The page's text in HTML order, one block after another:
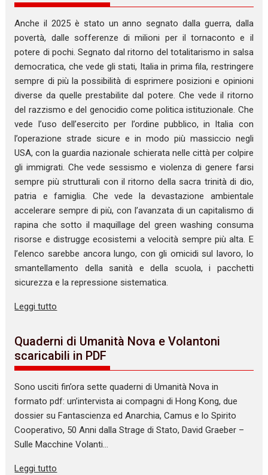
Anche il 2025 è stato un anno segnato dalla guerra, dalla
povertà, dalle sofferenze di milioni per il tornaconto e il
potere di pochi. Segnato dal ritorno del totalitarismo in salsa
democratica, che vede gli stati, Italia in prima fila, restringere
sempre di più la possibilità di esprimere posizioni e opinioni
diverse da quelle prestabilite dal potere. Che vede il ritorno
del razzismo e del genocidio come politica istituzionale. Che
vede l’uso dell’esercito per l’ordine pubblico, in Italia con
l’operazione strade sicure e in modo più massiccio negli
USA, con la guardia nazionale schierata nelle città per colpire
gli immigrati. Che vede sessismo e violenza di genere farsi
sempre più strutturali con il ritorno della sacra trinità di dio,
patria e famiglia. Che vede la devastazione ambientale
accelerare sempre di più, con l’avanzata di un capitalismo di
rapina che sotto il maquillage del green washing consuma
risorse e distrugge ecosistemi a velocità sempre più alta. E
l’elenco sarebbe ancora lungo, con gli omicidi sul lavoro, lo
smantellamento della sanità e della scuola, i pacchetti
sicurezza e la repressione sistematica.
Leggi tutto
Quaderni di Umanità Nova e Volantoni
scaricabili in PDF
Sono usciti fin’ora sette quaderni di Umanità Nova in
formato pdf: un’intervista ai compagni di Hong Kong, due
dossier su Fantascienza ed Anarchia, Camus e lo Spirito
Cooperativo, 50 Anni dalla Strage di Stato, David Graeber –
Sulle Macchine Volanti…
Leggi tutto